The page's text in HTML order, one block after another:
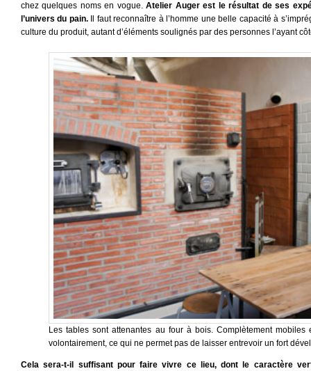
chez quelques noms en vogue.Atelier Auger est le résultat de ses
l’univers du pain.
Il faut reconnaître à l’homme une belle capacité à
culture du produit, autant d’éléments soulignés par des personnes l’ayant
Les tables sont attenantes au four à bois. Complètement
volontairement, ce qui ne permet pas de laisser entrevoir un fort
Cela sera-t-il suffisant pour faire vivre ce lieu, dont le caractère